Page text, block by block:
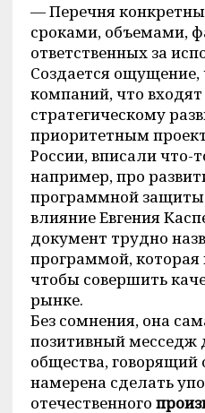
— Перечня
сроками, объемами,
ответственных за
Создается ощущение,
компаний, что входят
стратегическому
приоритетным
России, вписали что-
например, про
программной защиты
влияние Евгения
документ трудно
программой, которая
чтобы совершить
рынке.
Без сомнения, она
позитивный месседж
общества, говорящий
намерена сделать
отечественного